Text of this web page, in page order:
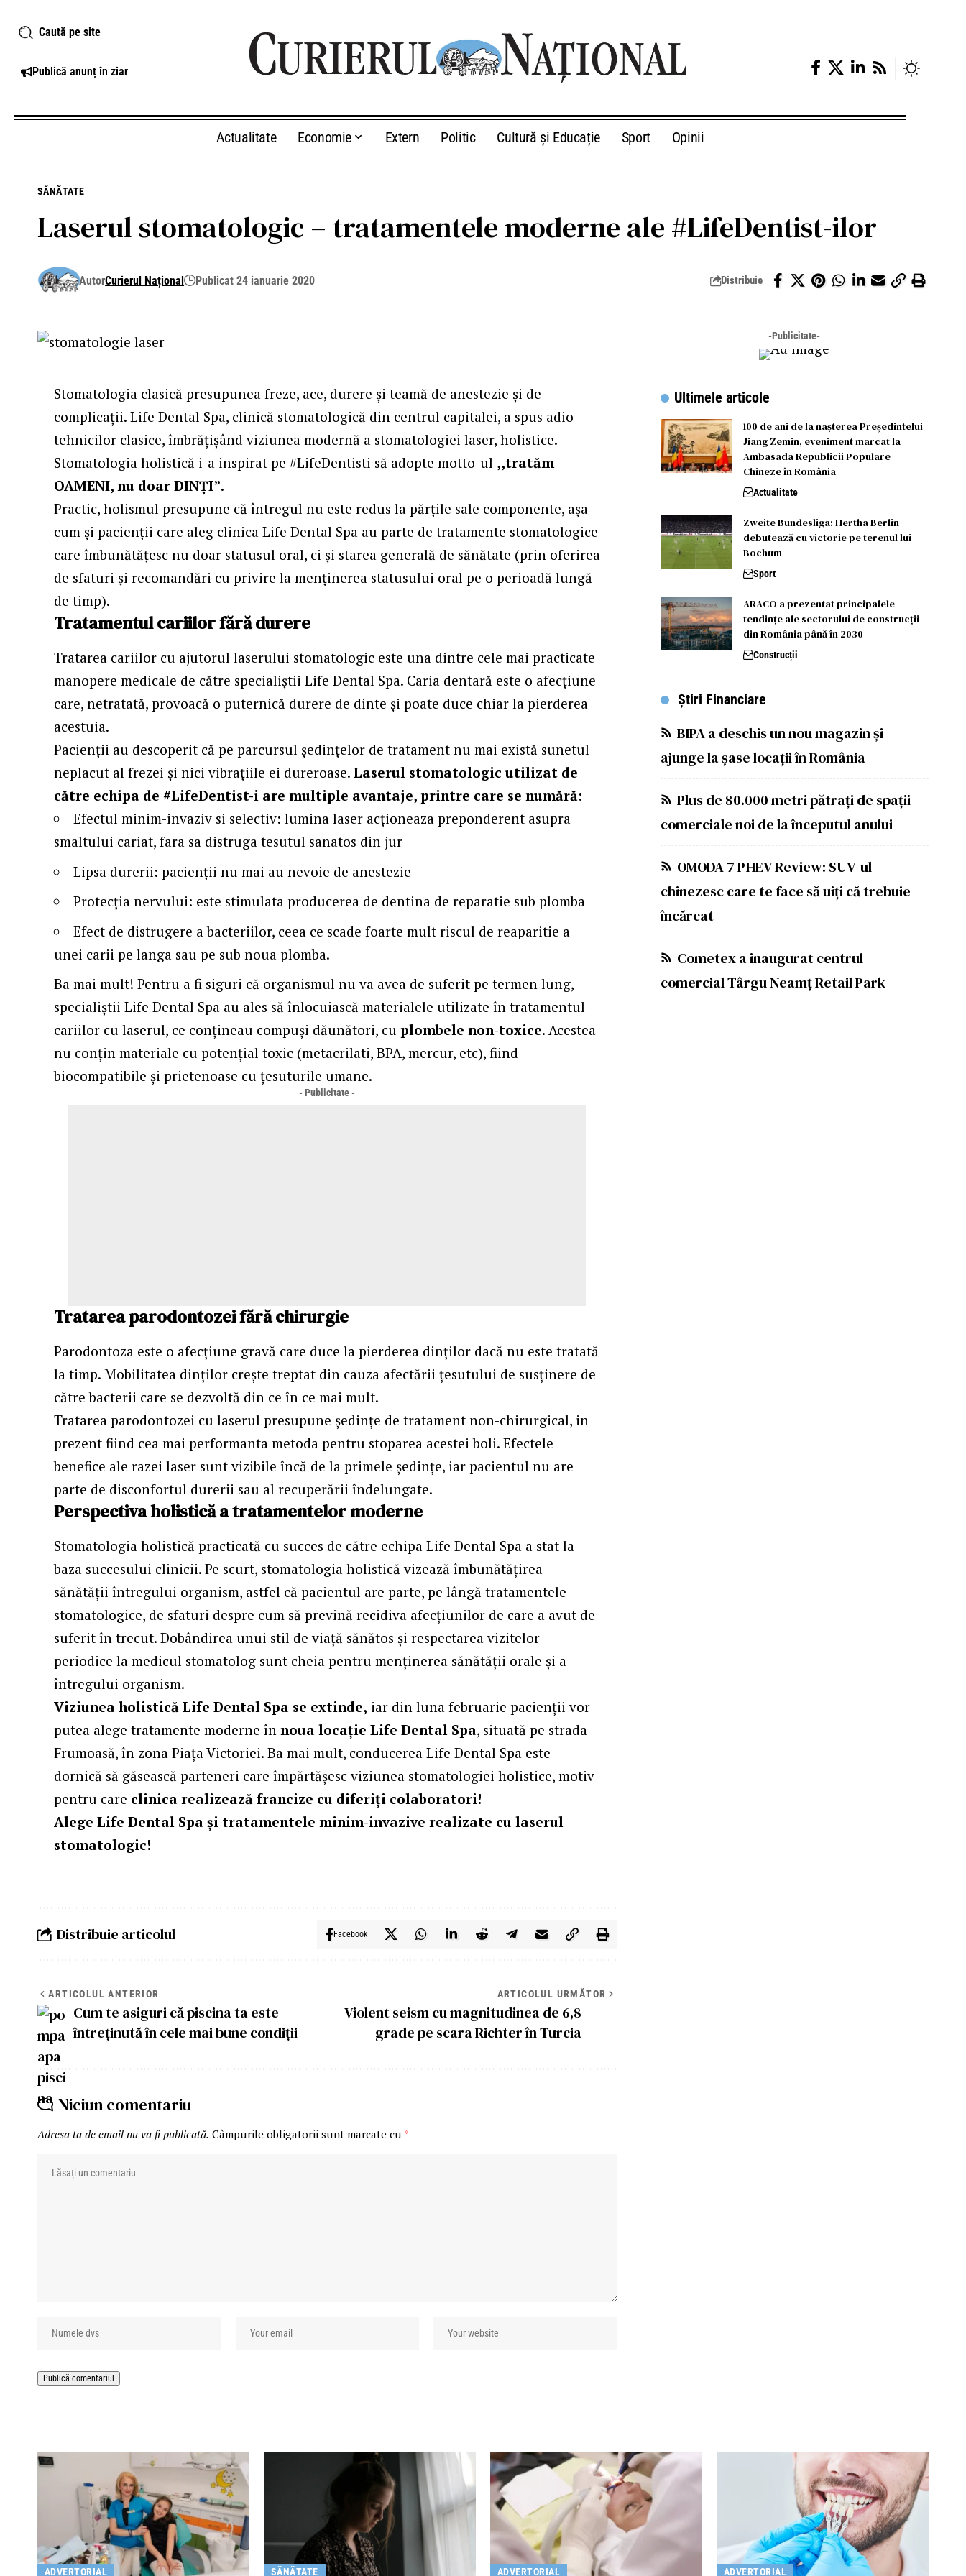
Caută pe site
Publică anunț în ziar
Actualitate Economie Extern Politic Cultură și Educație Sport Opinii
SĂNĂTATE
Laserul stomatologic – tratamentele moderne ale #LifeDentist-ilor
AutorCurierul Național Publicat 24 ianuarie 2020 Distribuie
Stomatologia clasică presupunea freze, ace, durere și teamă de anestezie și de
complicații. Life Dental Spa, clinică stomatologică din centrul capitalei, a spus adio
tehnicilor clasice, îmbrățișând viziunea modernă a stomatologiei laser, holistice.
Stomatologia holistică i-a inspirat pe #LifeDentisti să adopte motto-ul ,,tratăm
OAMENI, nu doar DINȚI”.
Practic, holismul presupune că întregul nu este redus la părțile sale componente, așa
cum și pacienții care aleg clinica Life Dental Spa au parte de tratamente stomatologice
care îmbunătățesc nu doar statusul oral, ci și starea generală de sănătate (prin oferirea
de sfaturi și recomandări cu privire la menținerea statusului oral pe o perioadă lungă
de timp).
Tratamentul cariilor fără durere
Tratarea cariilor cu ajutorul laserului stomatologic este una dintre cele mai practicate
manopere medicale de către specialiștii Life Dental Spa. Caria dentară este o afecțiune
care, netratată, provoacă o puternică durere de dinte și poate duce chiar la pierderea
acestuia.
Pacienții au descoperit că pe parcursul ședințelor de tratament nu mai există sunetul
neplacut al frezei și nici vibrațiile ei dureroase.Laserul stomatologic utilizat de
către echipa de #LifeDentist-i are multiple avantaje, printre care se numără:
Efectul minim-invaziv si selectiv: lumina laser acționeaza preponderent asupra
smaltului cariat, fara sa distruga tesutul sanatos din jur
Lipsa durerii: pacienții nu mai au nevoie de anestezie
Protecția nervului: este stimulata producerea de dentina de reparatie sub plomba
Efect de distrugere a bacteriilor, ceea ce scade foarte mult riscul de reaparitie a
unei carii pe langa sau pe sub noua plomba.
Ba mai mult! Pentru a fi siguri că organismul nu va avea de suferit pe termen lung,
specialiștii Life Dental Spa au ales să înlocuiască materialele utilizate în tratamentul
cariilor cu laserul, ce conțineau compuși dăunători, cuplombele non-toxice. Acestea
nu conțin materiale cu potențial toxic (metacrilati, BPA, mercur, etc), fiind
biocompatibile și prietenoase cu țesuturile umane.
- Publicitate -
Tratarea parodontozei fără chirurgie
Parodontoza este o afecțiune gravă care duce la pierderea dinților dacă nu este tratată
la timp. Mobilitatea dinților crește treptat din cauza afectării țesutului de susținere de
către bacterii care se dezvoltă din ce în ce mai mult.
Tratarea parodontozei cu laserul presupune ședințe de tratament non-chirurgical, in
prezent fiind cea mai performanta metoda pentru stoparea acestei boli. Efectele
benefice ale razei laser sunt vizibile încă de la primele ședințe, iar pacientul nu are
parte de disconfortul durerii sau al recuperării îndelungate.
Perspectiva holistică a tratamentelor moderne
Stomatologia holistică practicată cu succes de către echipa Life Dental Spa a stat la
baza succesului clinicii. Pe scurt, stomatologia holistică vizează îmbunătățirea
sănătății întregului organism, astfel că pacientul are parte, pe lângă tratamentele
stomatologice, de sfaturi despre cum să prevină recidiva afecțiunilor de care a avut de
suferit în trecut. Dobândirea unui stil de viață sănătos și respectarea vizitelor
periodice la medicul stomatolog sunt cheia pentru menținerea sănătății orale și a
întregului organism.
Viziunea holistică Life Dental Spa se extinde, iar din luna februarie pacienții vor
putea alege tratamente moderne înnoua locație Life Dental Spa, situată pe strada
Frumoasă, în zona Piața Victoriei. Ba mai mult, conducerea Life Dental Spa este
dornică să găsească parteneri care împărtășesc viziunea stomatologiei holistice, motiv
pentru care clinica realizează francize cu diferiți colaboratori!
Alege Life Dental Spa și tratamentele minim-invazive realizate cu laserul
stomatologic!
Distribuie articolul Facebook
ARTICOLUL ANTERIOR
Cum te asiguri că piscina ta este
întreținută în cele mai bune condiții
ARTICOLUL URMĂTOR
Violent seism cu magnitudinea de 6,8
grade pe scara Richter în Turcia
Niciun comentariu
Adresa ta de email nu va fi publicată. Câmpurile obligatorii sunt marcate cu *
-Publicitate-
Ultimele articole
100 de ani de la nașterea Președintelui
Jiang Zemin, eveniment marcat la
Ambasada Republicii Populare
Chineze în România
Actualitate
Zweite Bundesliga: Hertha Berlin
debutează cu victorie pe terenul lui
Bochum
Sport
ARACO a prezentat principalele
tendințe ale sectorului de construcții
din România până în 2030
Construcții
Știri Financiare
BIPA a deschis un nou magazin și
ajunge la șase locații în România
Plus de 80.000 metri pătrați de spații
comerciale noi de la începutul anului
OMODA 7 PHEV Review: SUV-ul
chinezesc care te face să uiți că trebuie
încărcat
Cometex a inaugurat centrul
comercial Târgu Neamț Retail Park
ADVERTORIAL SĂNĂTATE ADVERTORIAL ADVERTORIAL